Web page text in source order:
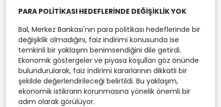
PARA POLİTİKASI HEDEFLERİNDE DEĞİŞİKLİK YOK
Bal, Merkez Bankası'nın para politikası hedeflerinde bir
değişiklik olmadığını, faiz indirimi konusunda ise
temkinli bir yaklaşım benimsendiğini dile getirdi.
Ekonomik göstergeler ve piyasa koşulları göz önünde
bulundurularak, faiz indirimi kararlarının dikkatli bir
şekilde değerlendirileceği belirtildi. Bu yaklaşım,
ekonomik istikrarın korunmasına yönelik önemli bir
adım olarak görülüyor.